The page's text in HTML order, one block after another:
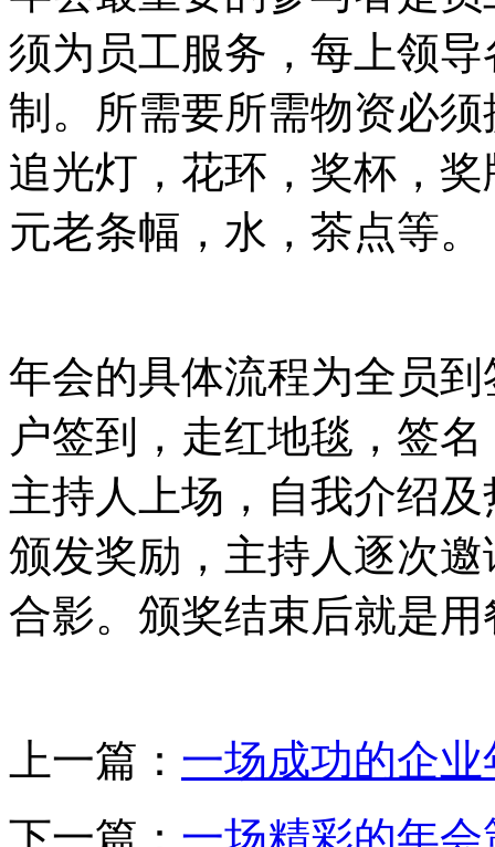
须为员工服务，每上领
制。所需要所需物资必
追光灯，花环，奖杯，
元老条幅，水，茶点等。
年会的具体流程为全员
户签到，走红地毯，签
主持人上场，自我介绍
颁发奖励，主持人逐次
合影。颁奖结束后就是
上一篇： 一场成功的企
下一篇： 一场精彩的年